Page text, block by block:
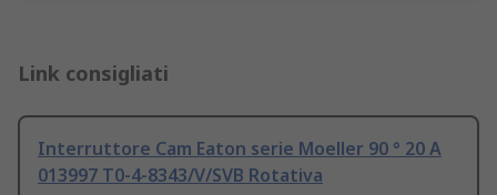
Link consigliati
Interruttore Cam Eaton serie Moeller 90 ° 20 A
013997 T0-4-8343/V/SVB Rotativa